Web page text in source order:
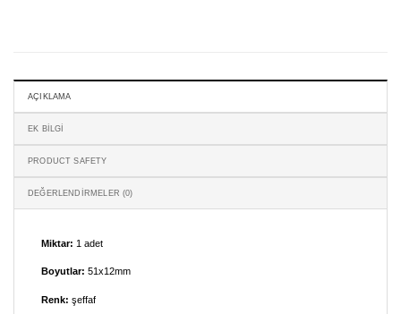
AÇIKLAMA
EK BILGI
PRODUCT SAFETY
DEĞERLENDIRMELER (0)
Miktar: 1 adet
Boyutlar: 51x12mm
Renk: şeffaf